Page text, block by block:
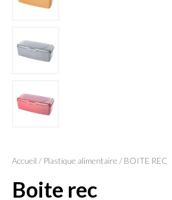
Accueil / Plastique alimentaire / BOITE REC
boite rec